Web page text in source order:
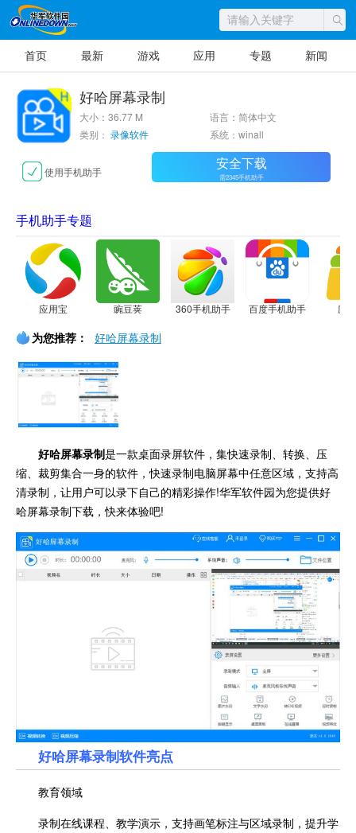
首页 最新 游戏 应用 专题 新闻
好哈屏幕录制
大小：36.77 M
语言：简体中文
类别： 录像软件 系统：winall
使用手机助手 安全下载
需2345手机助手
手机助手专题
应用宝 豌豆荚 360手机助手 百度手机助手 应
为您推荐： 好哈屏幕录制
好哈屏幕录制是一款桌面录屏软件，集快速录制、转换、压
缩、裁剪集合一身的软件，快速录制电脑屏幕中任意区域，支持高
清录制，让用户可以录下自己的精彩操作!华军软件园为您提供好
哈屏幕录制下载，快来体验吧!
好哈屏幕录制软件亮点
教育领域
录制在线课程、教学演示，支持画笔标注与区域录制，提升学